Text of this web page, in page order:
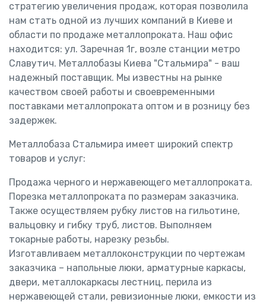
стратегию увеличения продаж, которая позволила
нам стать одной из лучших компаний в Киеве и
области по продаже металлопроката. Наш офис
находится: ул. Заречная 1г, возле станции метро
Славутич. Металлобазы Киева "Стальмира" - ваш
надежный поставщик. Мы известны на рынке
качеством своей работы и своевременными
поставками металлопроката оптом и в розницу без
задержек.
Металлобаза Стальмира имеет широкий спектр
товаров и услуг:
Продажа черного и нержавеющего металлопроката.
Порезка металлопроката по размерам заказчика.
Также осуществляем рубку листов на гильотине,
вальцовку и гибку труб, листов. Выполняем
токарные работы, нарезку резьбы.
Изготавливаем металлоконструкции по чертежам
заказчика – напольные люки, арматурные каркасы,
двери, металлокаркасы лестниц, перила из
нержавеющей стали, ревизионные люки, емкости из